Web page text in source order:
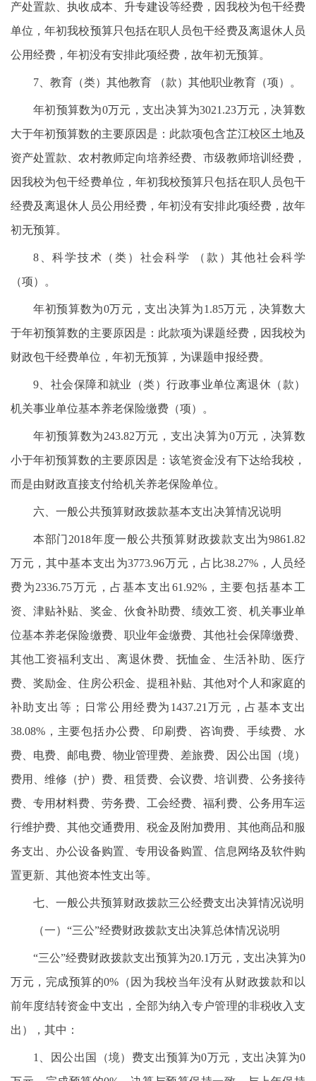
产处置款、执收成本、升专建设等经费，因我校为包干经费
单位，年初我校预算只包括在职人员包干经费及离退休人员
公用经费，年初没有安排此项经费，故年初无预算。
7、教育（类）其他教育 （款）其他职业教育（项）。
年初预算数为0万元，支出决算为3021.23万元，决算数
大于年初预算数的主要原因是：此款项包含芷江校区土地及
资产处置款、农村教师定向培养经费、市级教师培训经费，
因我校为包干经费单位，年初我校预算只包括在职人员包干
经费及离退休人员公用经费，年初没有安排此项经费，故年
初无预算。
8、科学技术（类）社会科学 （款）其他社会科学
（项）。
年初预算数为0万元，支出决算为1.85万元，决算数大
于年初预算数的主要原因是：此款项为课题经费，因我校为
财政包干经费单位，年初无预算，为课题申报经费。
9、社会保障和就业（类）行政事业单位离退休（款）
机关事业单位基本养老保险缴费（项）。
年初预算数为243.82万元，支出决算为0万元，决算数
小于年初预算数的主要原因是：该笔资金没有下达给我校，
而是由财政直接支付给机关养老保险单位。
六、一般公共预算财政拨款基本支出决算情况说明
本部门2018年度一般公共预算财政拨款支出为9861.82
万元，其中基本支出为3773.96万元，占比38.27%，人员经
费为2336.75万元，占基本支出61.92%，主要包括基本工
资、津贴补贴、奖金、伙食补助费、绩效工资、机关事业单
位基本养老保险缴费、职业年金缴费、其他社会保障缴费、
其他工资福利支出、离退休费、抚恤金、生活补助、医疗
费、奖励金、住房公积金、提租补贴、其他对个人和家庭的
补助支出等；日常公用经费为1437.21万元，占基本支出
38.08%，主要包括办公费、印刷费、咨询费、手续费、水
费、电费、邮电费、物业管理费、差旅费、因公出国（境）
费用、维修（护）费、租赁费、会议费、培训费、公务接待
费、专用材料费、劳务费、工会经费、福利费、公务用车运
行维护费、其他交通费用、税金及附加费用、其他商品和服
务支出、办公设备购置、专用设备购置、信息网络及软件购
置更新、其他资本性支出等。
七、一般公共预算财政拨款三公经费支出决算情况说明
（一）“三公”经费财政拨款支出决算总体情况说明
“三公”经费财政拨款支出预算为20.1万元，支出决算为0
万元，完成预算的0%（因为我校当年没有从财政拨款和以
前年度结转资金中支出，全部为纳入专户管理的非税收入支
出），其中：
1、因公出国（境）费支出预算为0万元，支出决算为0